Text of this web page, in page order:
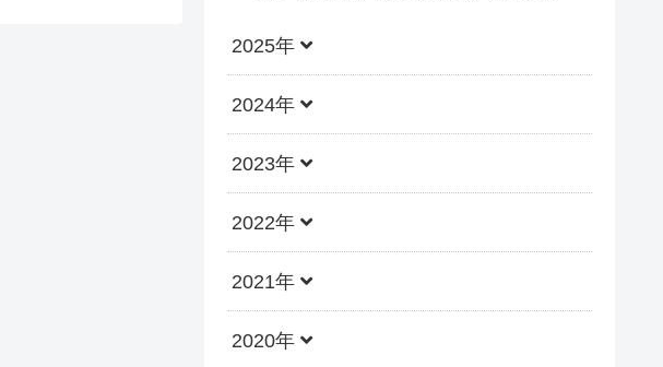
2025年
2024年
2023年
2022年
2021年
2020年